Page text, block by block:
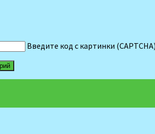
Введите код с картинки